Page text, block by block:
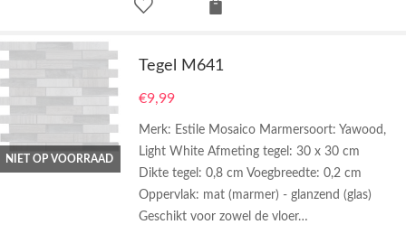
NIET OP VOORRAAD
Tegel M641
€9,99
Merk: Estile Mosaico Marmersoort: Yawood,
Light White Afmeting tegel: 30 x 30 cm
Dikte tegel: 0,8 cm Voegbreedte: 0,2 cm
Oppervlak: mat (marmer) - glanzend (glas)
Geschikt voor zowel de vloer…